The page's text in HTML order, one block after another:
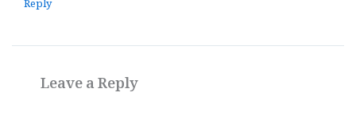
Reply
Leave a Reply